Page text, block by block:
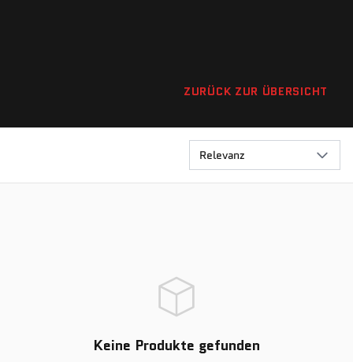
ZURÜCK ZUR ÜBERSICHT
Relevanz
Keine Produkte gefunden